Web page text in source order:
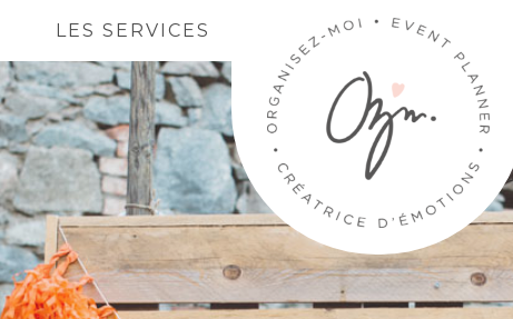
LES SERVICES